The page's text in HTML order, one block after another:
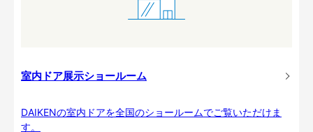
室内ドア展示ショールーム
DAIKENの室内ドアを全国のショールームでご覧いただけま
す。